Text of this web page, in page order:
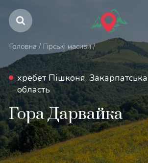
Головна / Гірські масиви /
хребет Пішконя, Закарпатська
область
Гора Дарвайка